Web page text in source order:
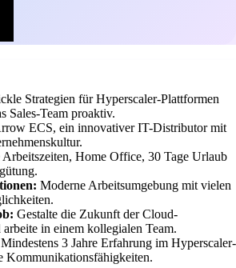
Strategien für Hyperscaler-Plattformen
Sales-Team proaktiv.
ECS, ein innovativer IT-Distributor mit
Home Office, 30 Tage Urlaub
Moderne Arbeitsumgebung mit vielen
Gestalte die Zukunft der Cloud-
in einem kollegialen Team.
Mindestens 3 Jahre Erfahrung im Hyperscaler-
Kommunikationsfähigkeiten.